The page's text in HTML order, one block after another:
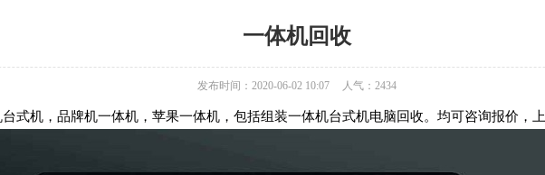
一体机回收
发布时间：2020-06-02 10:07 人气： 2434
式机，品牌机一体机，苹果一体机，包括组装一体机台式机电脑回收。均可咨询报价，上